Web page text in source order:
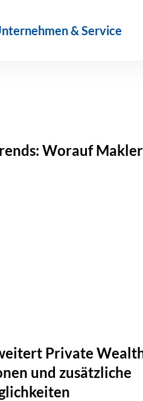
& Service
Worauf
Private
und zusätzliche